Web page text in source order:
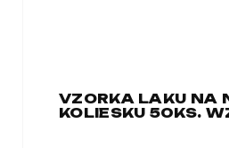
VZORKA LAKU NA
KOLIESKU 50KS.